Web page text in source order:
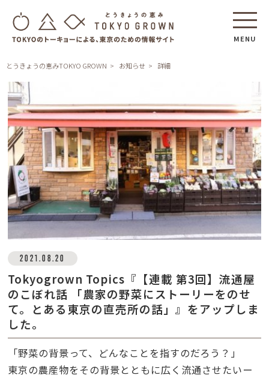
MENU
とうきょうの恵みTOKYO GROWN お知らせ 詳細
2021.08.20
Tokyogrown Topics『【連載 第3回】流通屋
のこぼれ話 「農家の野菜にストーリーをのせ
て。とある東京の直売所の話」』をアップしま
した。
「野菜の背景って、どんなことを指すのだろう？」
東京の農産物をその背景とともに広く流通させたいー